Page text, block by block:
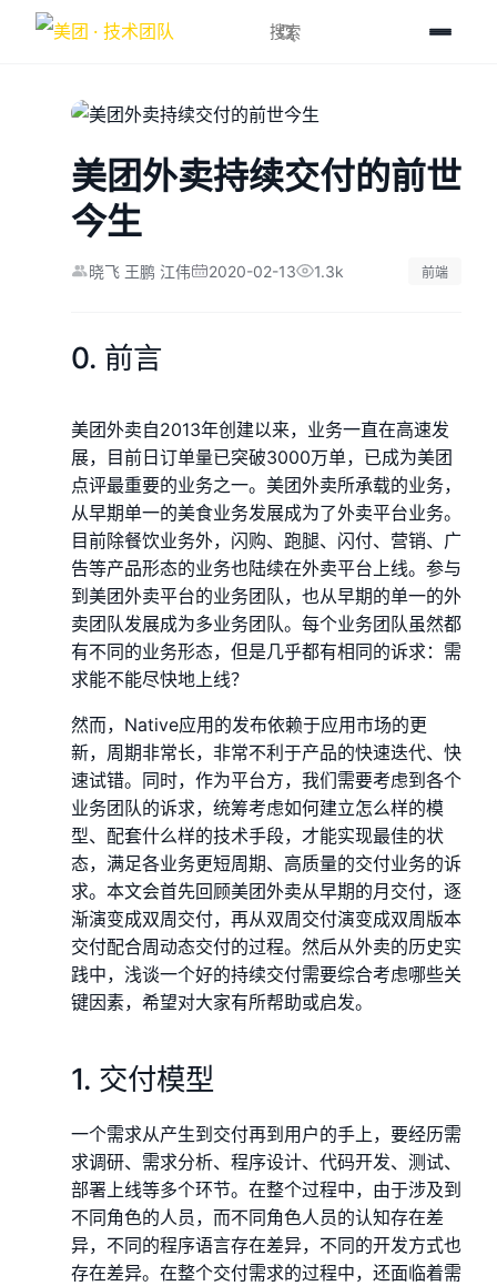
美团外卖持续交付的前世
今生
晓飞 王鹏 江伟 2020-02-13 1.3k 前端
0. 前言
美团外卖自2013年创建以来，业务一直在高速发
展，目前日订单量已突破3000万单，已成为美团
点评最重要的业务之一。美团外卖所承载的业务，
从早期单一的美食业务发展成为了外卖平台业务。
目前除餐饮业务外，闪购、跑腿、闪付、营销、广
告等产品形态的业务也陆续在外卖平台上线。参与
到美团外卖平台的业务团队，也从早期的单一的外
卖团队发展成为多业务团队。每个业务团队虽然都
有不同的业务形态，但是几乎都有相同的诉求：需
求能不能尽快地上线？
然而，Native应用的发布依赖于应用市场的更
新，周期非常长，非常不利于产品的快速迭代、快
速试错。同时，作为平台方，我们需要考虑到各个
业务团队的诉求，统筹考虑如何建立怎么样的模
型、配套什么样的技术手段，才能实现最佳的状
态，满足各业务更短周期、高质量的交付业务的诉
求。本文会首先回顾美团外卖从早期的月交付，逐
渐演变成双周交付，再从双周交付演变成双周版本
交付配合周动态交付的过程。然后从外卖的历史实
践中，浅谈一个好的持续交付需要综合考虑哪些关
键因素，希望对大家有所帮助或启发。
1. 交付模型
一个需求从产生到交付再到用户的手上，要经历需
求调研、需求分析、程序设计、代码开发、测试、
部署上线等多个环节。在整个过程中，由于涉及到
不同角色的人员，而不同角色人员的认知存在差
异，不同的程序语言存在差异，不同的开发方式也
存在差异。在整个交付需求的过程中，还面临着需